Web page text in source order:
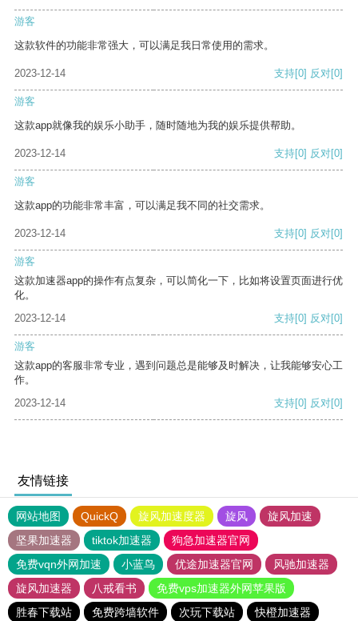
游客
这款软件的功能非常强大，可以满足我日常使用的需求。
2023-12-14 支持[0] 反对[0]
游客
这款app就像我的娱乐小助手，随时随地为我的娱乐提供帮助。
2023-12-14 支持[0] 反对[0]
游客
这款app的功能非常丰富，可以满足我不同的社交需求。
2023-12-14 支持[0] 反对[0]
游客
这款加速器app的操作有点复杂，可以简化一下，比如将设置页面进行优
化。
2023-12-14
支持[0] 反对[0]
游客
这款app的客服非常专业，遇到问题总是能够及时解决，让我能够安心工
作。
2023-12-14
支持[0] 反对[0]
友情链接
网站地图 QuickQ 旋风加速度器 旋风
旋风加速
坚果加速器
tiktok加速器
狗急加速器官网
免费vqn外网加速
小蓝鸟 优途加速器官网
风驰加速器
旋风加速器
八戒看书
免费vps加速器外网苹果版
胜春下载站
免费跨墙软件 次玩下载站 快橙加速器